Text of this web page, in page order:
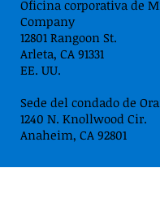
Oficina corporativa de
Company
12801 Rangoon St.
Arleta, CA 91331
EE. UU.
Sede del condado de
1240 N. Knollwood Cir.
Anaheim, CA 92801